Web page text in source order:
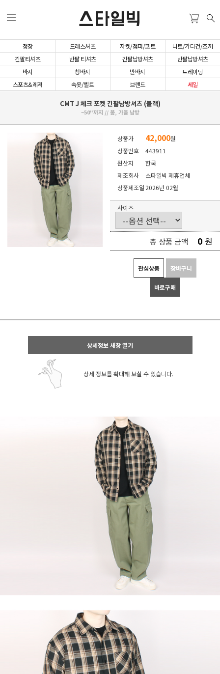
스타일빅
정장 드레스셔츠 자켓/점퍼/코트
니트/가디건/조끼
긴팔티셔츠
반팔 티셔츠 긴팔남방셔츠
반팔남방셔츠
바지
청바지 반바지
트레이닝
스포츠&레져
속옷/벨트 브랜드 세일
CMT J 체크 포켓 긴팔남방셔츠 (블랙)
~50"까지 // 봄, 가을 남방
상품가 42,000원
상품번호
443911
원산지
한국
제조회사
스타일빅 제휴업체
상품제조일 2026년 02월
사이즈
총 상품 금액 0 원
관심상품 장바구니
바로구매
상세정보 새창 열기
상세 정보를 확대해 보실 수 있습니다.